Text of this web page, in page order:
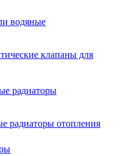
водяные
клапаны для
радиаторы
радиаторы отопления